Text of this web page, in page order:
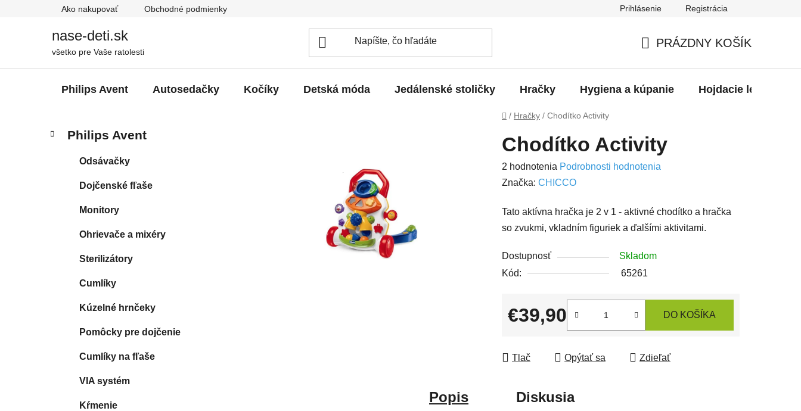
Ako nakupovať Obchodné podmienky Prihlásenie Registrácia
nase-deti.sk
všetko pre Vaše ratolesti
KOŠÍK
PRÁZDNY KOŠÍK
Philips Avent Autosedačky Kočíky Detská móda Jedálenské stoličky Hračky Hygiena a kúpanie Hojdacie ležadlá
Domov
/ Hračky / Chodítko Activity
B
kategórie
a
Philips Avent
Odsávačky
Dojčenské fľaše
Monitory
Ohrievače a mixéry
Sterilizátory
Cumlíky
Kúzelné hrnčeky
Pomôcky pre dojčenie
Cumlíky na fľaše
VIA systém
Kŕmenie
Chodítko Activity
Priemerné
hodnotenie
je
1,0
5
hviezdičiek.
2 hodnotenia Podrobnosti hodnotenia
Značka: CHICCO
Tato aktívna hračka je 2 v 1 - aktivné chodítko a hračka
so zvukmi, vkladním figuriek a ďalšími aktivitami.
Dostupnosť
Skladom
Kód:
65261
€39,90
Jednotková cena:
DO KOŠÍKA
Tlač Opýtať sa Zdieľať
Popis Diskusia